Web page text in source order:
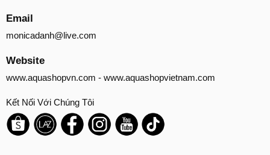
Email
monicadanh@live.com
Website
www.aquashopvn.com - www.aquashopvietnam.com
Kết Nối Với Chúng Tôi